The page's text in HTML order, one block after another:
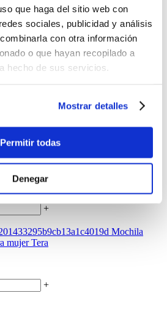
que haga del sitio web con
sociales, publicidad y análisis
con otra información
o que hayan recopilado a
hecho de sus servicios.
Mostrar detalles
Permitir todas
Denegar
de Viaje Plegable Noka 20 Grande
para Hombre Hexa Crossbody Gris
+
viaje Elan Grande Azul
+
Mochila
mujer Tera
+